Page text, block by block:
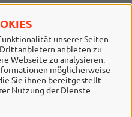
unserer Seiten
anbieten zu
Webseite zu analysieren.
möglicherweise
Sie ihnen bereitgestellt
Nutzung der Dienste